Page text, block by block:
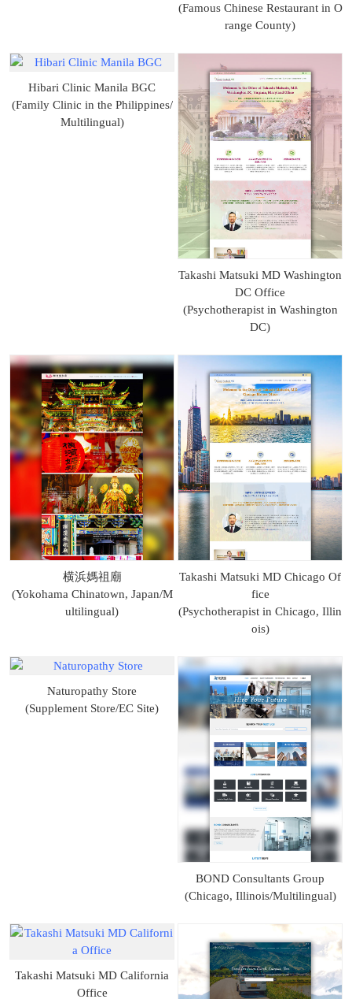
(Famous Chinese Restaurant in O
range County)
Hibari Clinic Manila BGC
(Family Clinic in the Philippines/
Multilingual)
Takashi Matsuki MD Washington
DC Office
(Psychotherapist in Washington
DC)
横浜媽祖廟
(Yokohama Chinatown, Japan/M
ultilingual)
Takashi Matsuki MD Chicago Of
fice
(Psychotherapist in Chicago, Illin
ois)
Naturopathy Store
(Supplement Store/EC Site)
BOND Consultants Group
(Chicago, Illinois/Multilingual)
Takashi Matsuki MD California
Office